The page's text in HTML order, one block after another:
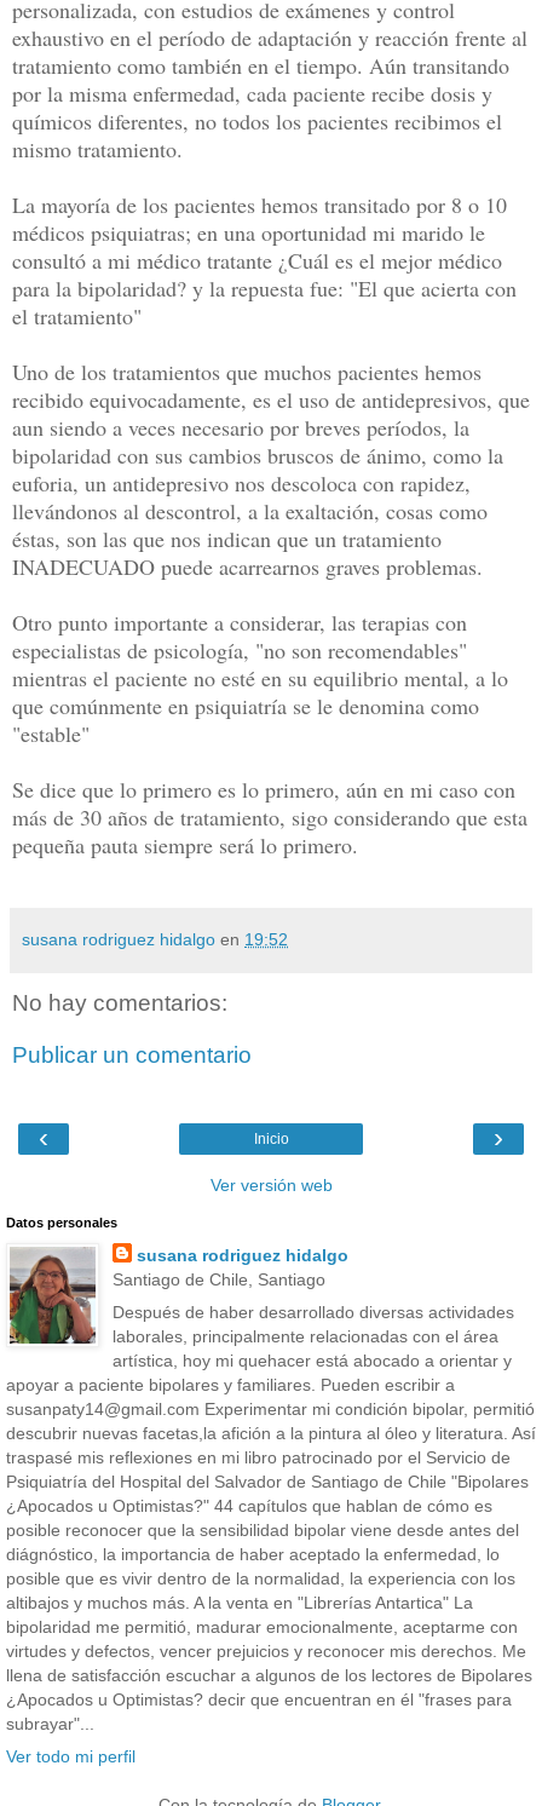
personalizada, con estudios de exámenes y control
exhaustivo en el período de adaptación y reacción frente al
tratamiento como también en el tiempo. Aún transitando
por la misma enfermedad, cada paciente recibe dosis y
químicos diferentes, no todos los pacientes recibimos el
mismo tratamiento.
La mayoría de los pacientes hemos transitado por 8 o 10
médicos psiquiatras; en una oportunidad mi marido le
consultó a mi médico tratante ¿Cuál es el mejor médico
para la bipolaridad? y la repuesta fue: "El que acierta con
el tratamiento"
Uno de los tratamientos que muchos pacientes hemos
recibido equivocadamente, es el uso de antidepresivos, que
aun siendo a veces necesario por breves períodos, la
bipolaridad con sus cambios bruscos de ánimo, como la
euforia, un antidepresivo nos descoloca con rapidez,
llevándonos al descontrol, a la exaltación, cosas como
éstas, son las que nos indican que un tratamiento
INADECUADO puede acarrearnos graves problemas.
Otro punto importante a considerar, las terapias con
especialistas de psicología, "no son recomendables"
mientras el paciente no esté en su equilibrio mental, a lo
que comúnmente en psiquiatría se le denomina como
"estable"
Se dice que lo primero es lo primero, aún en mi caso con
más de 30 años de tratamiento, sigo considerando que esta
pequeña pauta siempre será lo primero.
susana rodriguez hidalgo en 19:52
No hay comentarios:
Publicar un comentario
‹ ›
Inicio
Ver versión web
Datos personales
susana rodriguez hidalgo
Santiago de Chile, Santiago
Después de haber desarrollado diversas actividades
laborales, principalmente relacionadas con el área
artística, hoy mi quehacer está abocado a orientar y
apoyar a paciente bipolares y familiares. Pueden escribir a
susanpaty14@gmail.com Experimentar mi condición bipolar, permitió
descubrir nuevas facetas,la afición a la pintura al óleo y literatura. Así
traspasé mis reflexiones en mi libro patrocinado por el Servicio de
Psiquiatría del Hospital del Salvador de Santiago de Chile "Bipolares
¿Apocados u Optimistas?" 44 capítulos que hablan de cómo es
posible reconocer que la sensibilidad bipolar viene desde antes del
diágnóstico, la importancia de haber aceptado la enfermedad, lo
posible que es vivir dentro de la normalidad, la experiencia con los
altibajos y muchos más. A la venta en "Librerías Antartica" La
bipolaridad me permitió, madurar emocionalmente, aceptarme con
virtudes y defectos, vencer prejuicios y reconocer mis derechos. Me
llena de satisfacción escuchar a algunos de los lectores de Bipolares
¿Apocados u Optimistas? decir que encuentran en él "frases para
subrayar"...
Ver todo mi perfil